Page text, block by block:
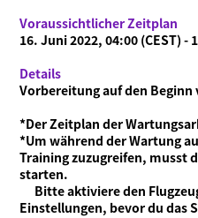
Voraussichtlicher Zeitplan
16. Juni 2022, 04:00 (CEST) -
Details
Vorbereitung auf den Beginn
*Der Zeitplan der
*Um während der Wartung
Training zuzugreifen, musst
starten.
Bitte aktiviere den
Einstellungen, bevor du das